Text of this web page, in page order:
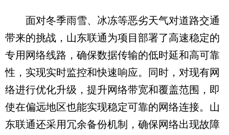
面对冬季雨雪、冰冻等恶劣天气对道路交通
带来的挑战，山东联通为项目部署了高速稳定的
专用网络线路，确保数据传输的低时延和高可靠
性，实现实时监控和快速响应。同时，对现有网
络进行优化升级，提升网络带宽和覆盖范围，即
使在偏远地区也能实现稳定可靠的网络连接。山
东联通还采用冗余备份机制，确保网络出现故障